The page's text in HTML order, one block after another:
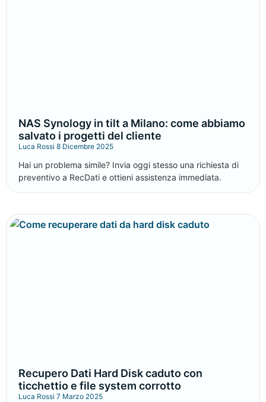
NAS Synology in tilt a Milano: come abbiamo
salvato i progetti del cliente
Luca Rossi 8 Dicembre 2025
Hai un problema simile? Invia oggi stesso una richiesta di
preventivo a RecDati e ottieni assistenza immediata.
Recupero Dati Hard Disk caduto con
ticchettio e file system corrotto
Luca Rossi 7 Marzo 2025